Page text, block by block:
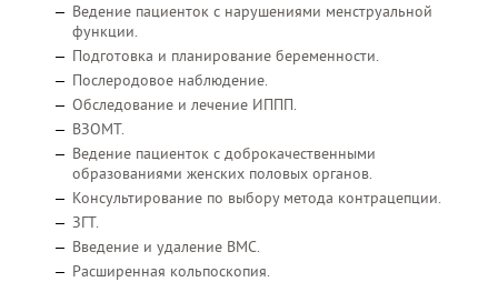
Ведение пациенток с нарушениями менструальной
функции.
Подготовка и планирование беременности.
Послеродовое наблюдение.
Обследование и лечение ИППП.
ВЗОМТ.
Ведение пациенток с доброкачественными
образованиями женских половых органов.
Консультирование по выбору метода контрацепции.
ЗГТ.
Введение и удаление ВМС.
Расширенная кольпоскопия.